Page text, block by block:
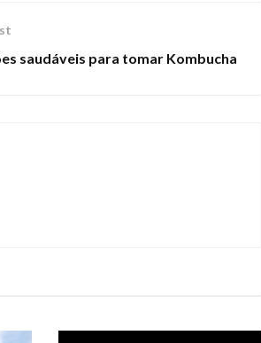
saudáveis para tomar Kombucha